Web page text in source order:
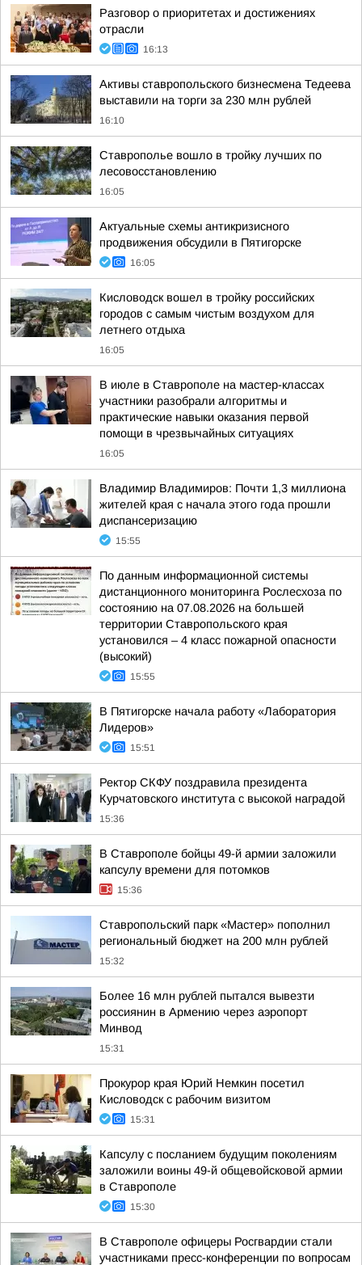
Разговор о приоритетах и достижениях
отрасли
16:13
Активы ставропольского бизнесмена Тедеева
выставили на торги за 230 млн рублей
16:10
Ставрополье вошло в тройку лучших по
лесовосстановлению
16:05
Актуальные схемы антикризисного
продвижения обсудили в Пятигорске
16:05
Кисловодск вошел в тройку российских
городов с самым чистым воздухом для
летнего отдыха
16:05
В июле в Ставрополе на мастер-классах
участники разобрали алгоритмы и
практические навыки оказания первой
помощи в чрезвычайных ситуациях
16:05
Владимир Владимиров: Почти 1,3 миллиона
жителей края с начала этого года прошли
диспансеризацию
15:55
По данным информационной системы
дистанционного мониторинга Рослесхоза по
состоянию на 07.08.2026 на большей
территории Ставропольского края
установился – 4 класс пожарной опасности
(высокий)
15:55
В Пятигорске начала работу «Лаборатория
Лидеров»
15:51
Ректор СКФУ поздравила президента
Курчатовского института с высокой наградой
15:36
В Ставрополе бойцы 49-й армии заложили
капсулу времени для потомков
15:36
Ставропольский парк «Мастер» пополнил
региональный бюджет на 200 млн рублей
15:32
Более 16 млн рублей пытался вывезти
россиянин в Армению через аэропорт
Минвод
15:31
Прокурор края Юрий Немкин посетил
Кисловодск с рабочим визитом
15:31
Капсулу с посланием будущим поколениям
заложили воины 49-й общевойсковой армии
в Ставрополе
15:30
В Ставрополе офицеры Росгвардии стали
участниками пресс-конференции по вопросам